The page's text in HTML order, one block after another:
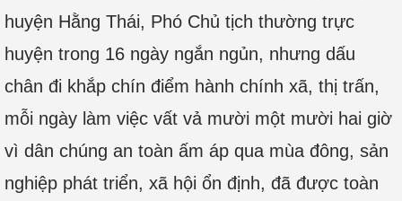
huyện Hằng Thái, Phó Chủ tịch thường trực
huyện trong 16 ngày ngắn ngủn, nhưng dấu
chân đi khắp chín điểm hành chính xã, thị trấn,
mỗi ngày làm việc vất vả mười một mười hai giờ
vì dân chúng an toàn ấm áp qua mùa đông, sản
nghiệp phát triển, xã hội ổn định, đã được toàn